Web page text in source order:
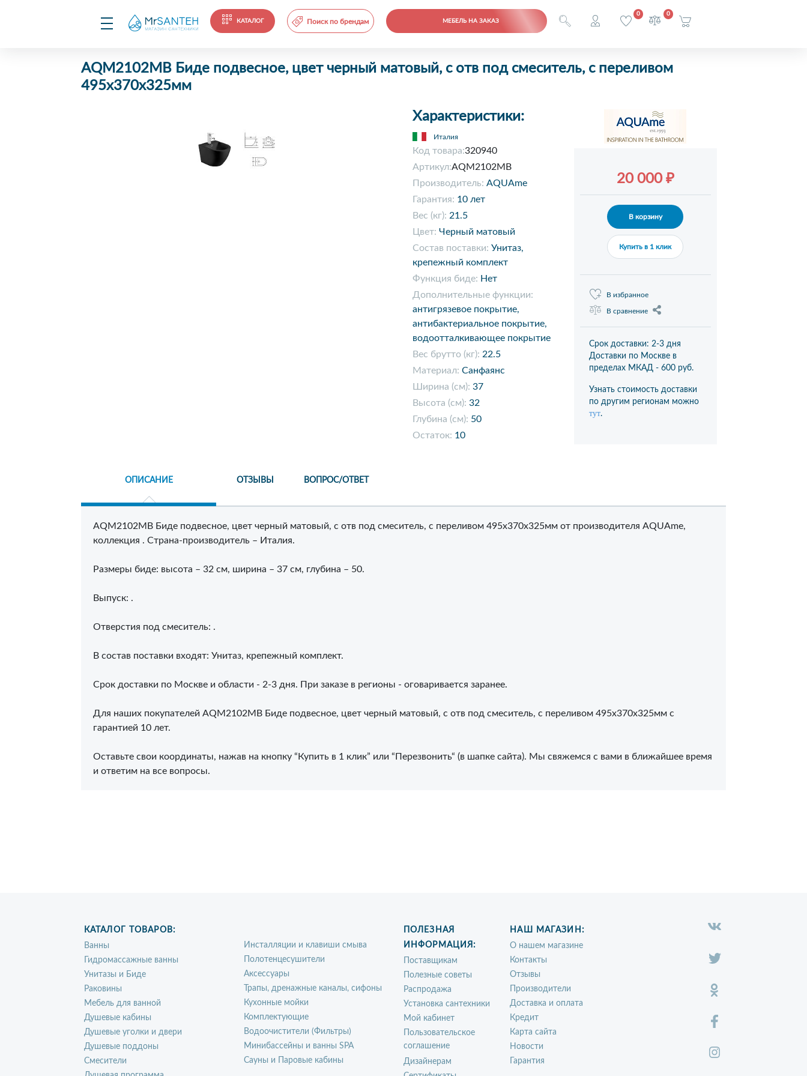
КАТАЛОГ Поиск по брендам МЕБЕЛЬ НА ЗАКАЗ
0 0
AQM2102MB Биде подвесное, цвет черный матовый, с отв под смеситель, с переливом
495x370x325мм
Характеристики:
Италия
Код товара:320940
Артикул:AQM2102MB
Производитель: AQUAme
Гарантия: 10 лет
Вес (кг): 21.5
Цвет: Черный матовый
Состав поставки: Унитаз,
крепежный комплект
Функция биде: Нет
Дополнительные функции:
антигрязевое покрытие,
антибактериальное покрытие,
водоотталкивающее покрытие
Вес брутто (кг): 22.5
Материал: Санфаянс
Ширина (см): 37
Высота (см): 32
Глубина (см): 50
Остаток: 10
20 000 ₽
В корзину
Купить в 1 клик
В избранное
В сравнение
Срок доставки: 2-3 дня
Доставки по Москве в
пределах МКАД - 600 руб.
Узнать стоимость доставки
по другим регионам можно
тут.
ОПИСАНИЕ ОТЗЫВЫ ВОПРОС/ОТВЕТ
AQM2102MB Биде подвесное, цвет черный матовый, с отв под смеситель, с переливом 495x370x325мм от производителя AQUAme,
коллекция . Страна-производитель – Италия.
Размеры биде: высота – 32 см, ширина – 37 см, глубина – 50.
Выпуск: .
Отверстия под смеситель: .
В состав поставки входят: Унитаз, крепежный комплект.
Срок доставки по Москве и области - 2-3 дня. При заказе в регионы - оговаривается заранее.
Для наших покупателей AQM2102MB Биде подвесное, цвет черный матовый, с отв под смеситель, с переливом 495x370x325мм с
гарантией 10 лет.
Оставьте свои координаты, нажав на кнопку “Купить в 1 клик” или “Перезвонить“ (в шапке сайта). Мы свяжемся с вами в ближайшее время
и ответим на все вопросы.
КАТАЛОГ ТОВАРОВ:
Ванны
Гидромассажные ванны
Унитазы и Биде
Раковины
Мебель для ванной
Душевые кабины
Душевые уголки и двери
Душевые поддоны
Смесители
Инсталляции и клавиши смыва
Полотенцесушители
Аксессуары
Трапы, дренажные каналы, сифоны
Кухонные мойки
Комплектующие
Водоочистители (Фильтры)
Минибассейны и ванны SPA
Сауны и Паровые кабины
ПОЛЕЗНАЯ
ИНФОРМАЦИЯ:
Поставщикам
Полезные советы
Распродажа
Установка сантехники
Мой кабинет
Пользовательское
соглашение
Дизайнерам
НАШ МАГАЗИН:
О нашем магазине
Контакты
Отзывы
Производители
Доставка и оплата
Кредит
Карта сайта
Новости
Гарантия